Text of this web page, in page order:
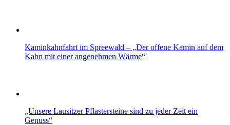
Kaminkahnfahrt im Spreewald – „Der offene Kamin auf dem
Kahn mit einer angenehmen Wärme“
„Unsere Lausitzer Pflastersteine sind zu jeder Zeit ein
Genuss“